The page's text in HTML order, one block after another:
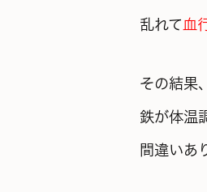
乱れて 血
その結果
鉄が体温
間違いあ